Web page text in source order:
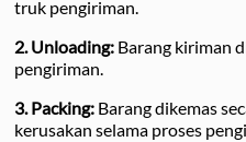
truk pengiriman.
2. Unloading: Barang kiriman
pengiriman.
3. Packing: Barang dikemas
kerusakan selama proses